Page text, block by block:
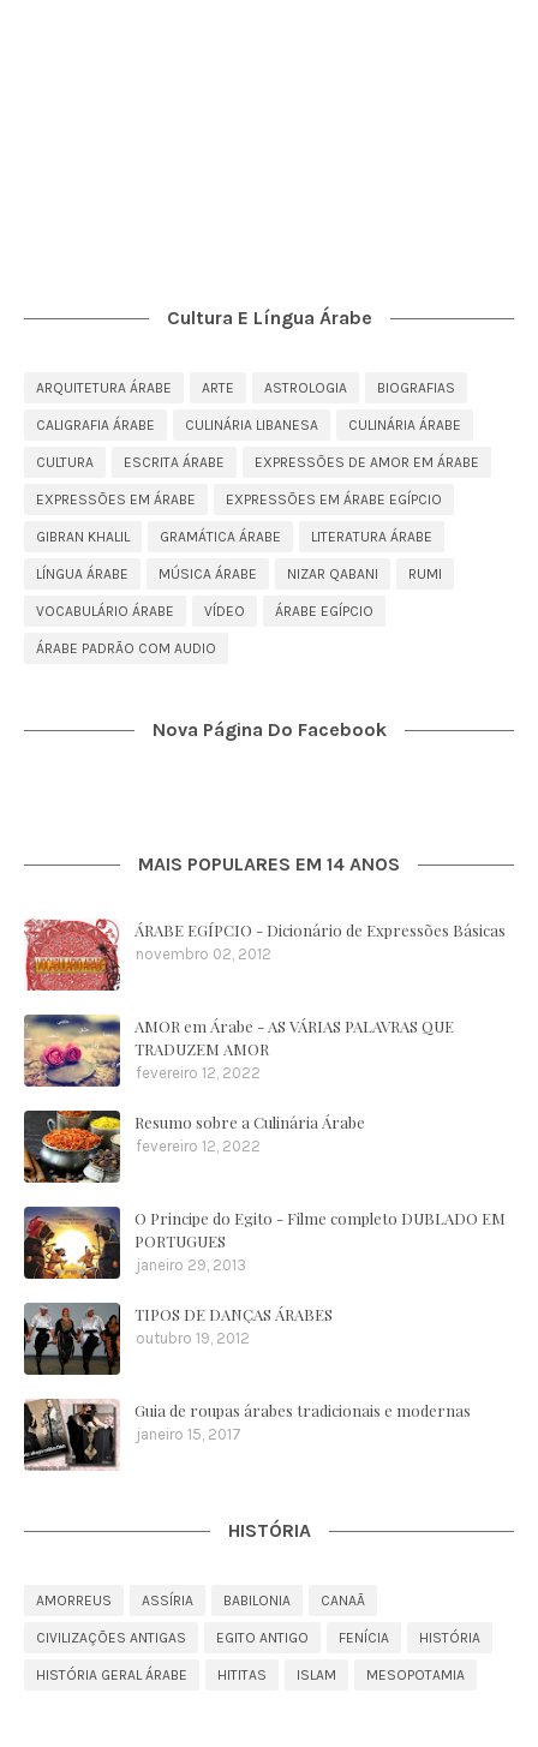
Cultura E Língua Árabe
ARQUITETURA ÁRABE ARTE ASTROLOGIA BIOGRAFIAS
CALIGRAFIA ÁRABE CULINÁRIA LIBANESA CULINÁRIA ÁRABE
CULTURA ESCRITA ÁRABE EXPRESSÕES DE AMOR EM ÁRABE
EXPRESSÕES EM ÁRABE EXPRESSÕES EM ÁRABE EGÍPCIO
GIBRAN KHALIL GRAMÁTICA ÁRABE LITERATURA ÁRABE
LÍNGUA ÁRABE MÚSICA ÁRABE NIZAR QABANI RUMI
VOCABULÁRIO ÁRABE VÍDEO ÁRABE EGÍPCIO
ÁRABE PADRÃO COM AUDIO
Nova Página Do Facebook
MAIS POPULARES EM 14 ANOS
ÁRABE EGÍPCIO - Dicionário de Expressões Básicas
novembro 02, 2012
AMOR em Árabe - AS VÁRIAS PALAVRAS QUE
TRADUZEM AMOR
fevereiro 12, 2022
Resumo sobre a Culinária Árabe
fevereiro 12, 2022
O Principe do Egito - Filme completo DUBLADO EM
PORTUGUES
janeiro 29, 2013
TIPOS DE DANÇAS ÁRABES
outubro 19, 2012
Guia de roupas árabes tradicionais e modernas
janeiro 15, 2017
HISTÓRIA
AMORREUS ASSÍRIA BABILONIA CANAÃ
CIVILIZAÇÕES ANTIGAS EGITO ANTIGO FENÍCIA HISTÓRIA
HISTÓRIA GERAL ÁRABE HITITAS ISLAM MESOPOTAMIA